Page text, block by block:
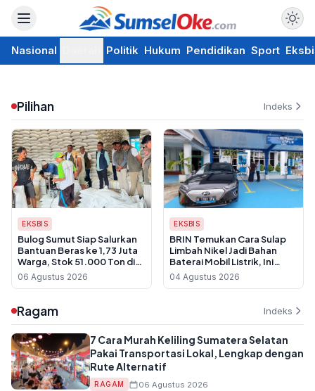
Nasional Politik Hukum Pendidikan Sport
Pilihan Indeks
EKSBIS
Bulog Sumut Siap Salurkan
Bantuan Beras ke 1,73 Juta
Warga, Stok 51.000 Ton di
Gudang
06 Agustus 2026
EKSBIS
BRIN Temukan Cara Sulap
Limbah Nikel Jadi Bahan
Baterai Mobil Listrik, Ini
Keunggulannya
04 Agustus 2026
Ragam Indeks
7 Cara Murah Keliling Sumatera Selatan
Pakai Transportasi Lokal, Lengkap dengan
Rute Alternatif
RAGAM 06 Agustus 2026